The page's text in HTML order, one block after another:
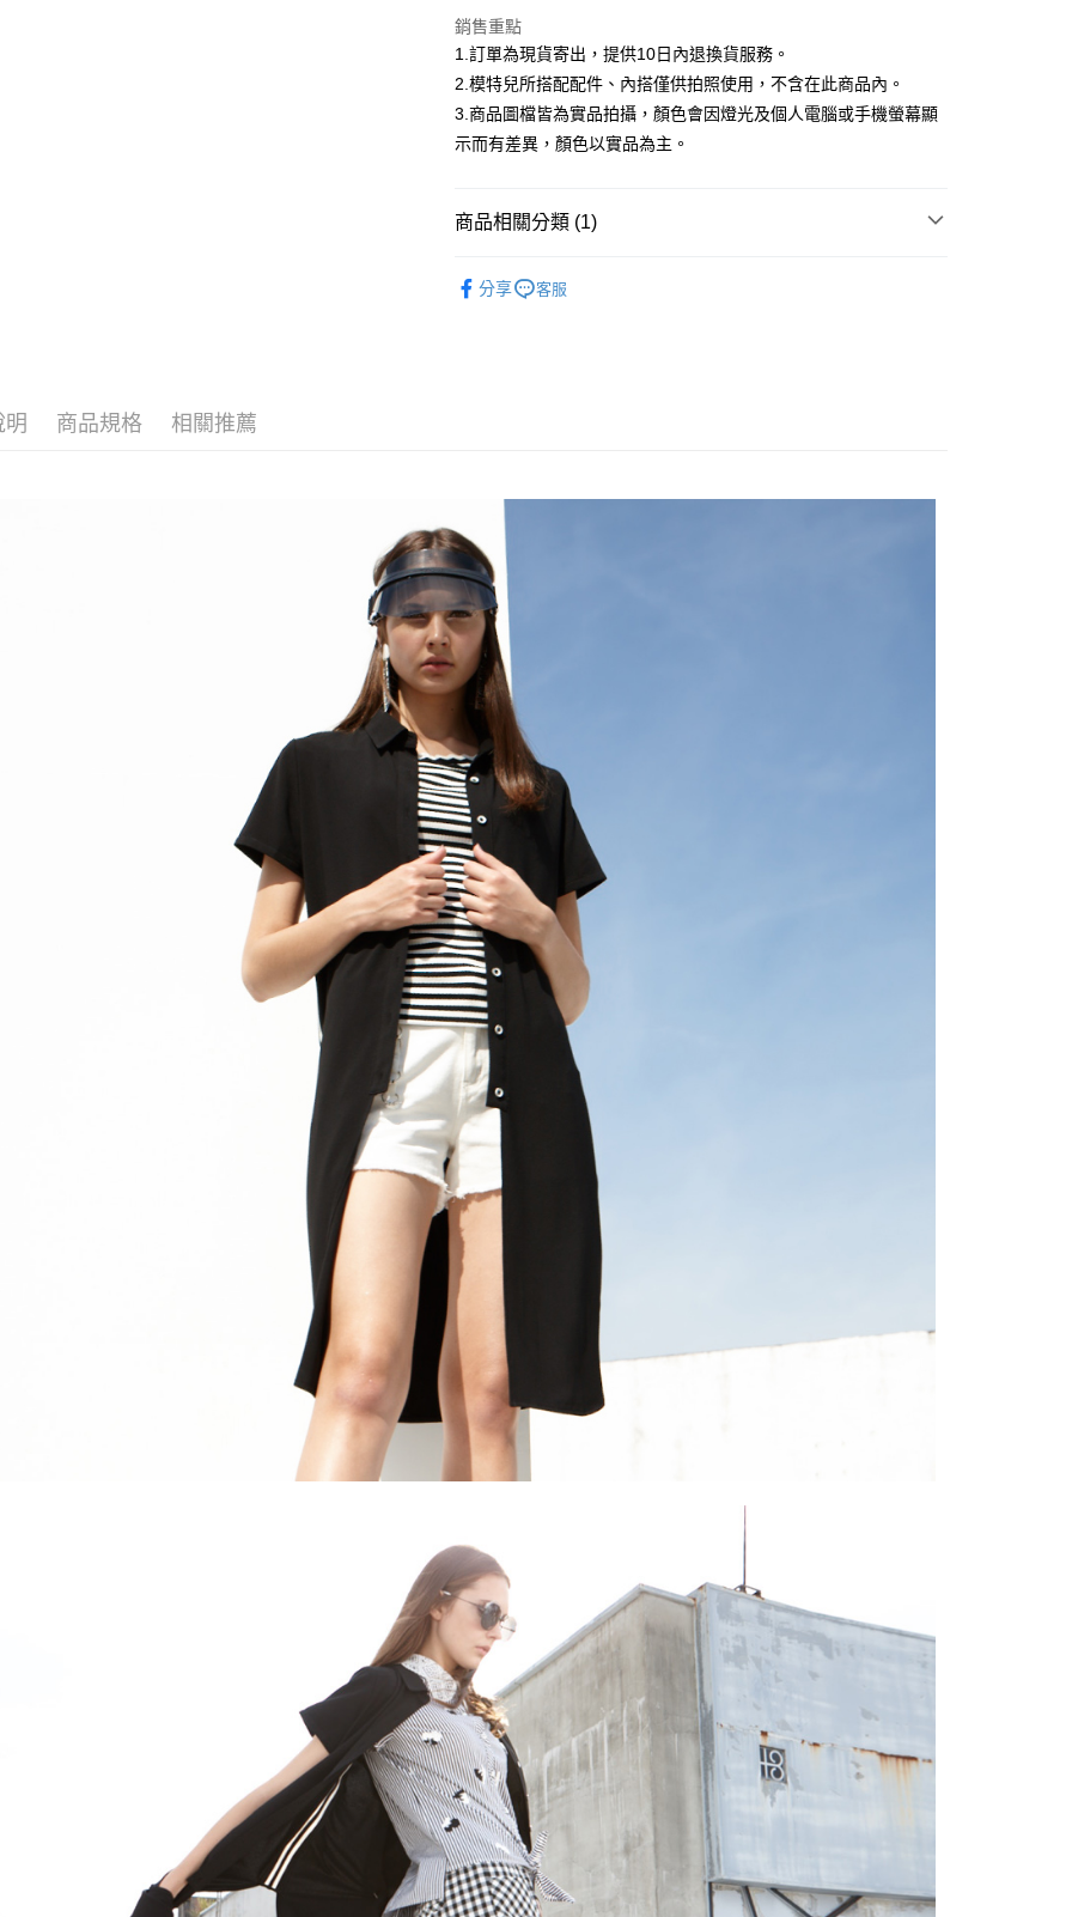
3 期 0 利率 每期 NT$266
合作金庫商業銀行
第一商業銀行
華南商業銀行
彰化商業銀行
國泰世華商業銀行
聯邦商業銀行
玉山商業銀行
超商取貨付款
街口支付
4.訂單成立30分鐘內，如未前往確認交易或遇審核未通過，訂單將自動取
消。如遇「轉專審核」未通過狀況，表示未達大哥付你分期系統評分，恕
無法說明評估內容。
【繳款方式說明】
1.分期款項不併入電信帳單，「大哥付你分期」於每月結算日後寄送繳費提
醒簡訊。
2.透過簡訊連結打開帳單後，可選擇「超商條碼／台灣大直營門市／銀行轉
帳／街口支付／iPASS MONEY」等通路繳費。
【注意事項】
1.本服務係由「台灣大哥大股份有限公司」（以下簡稱本公司）所提供，讓
用戶於交易時，得透過本服務購買商品或服務，並由商店將買賣／分期付
款買賣價金債權讓與本公司後，依約使用本公司帳單繳交帳款。
2.基於同意付款使用「大哥付你分期」之契約關係目的，商店將以您的個人
資料（包含姓名、電話或地址）提供予台灣大哥大進項蒐集、處理及利
用，由本公司與您本人進行分期帳單所需資料之確認、核對及更正。
3.完整用戶服務條款，請詳閱以下連結：
１．簡單：不需註冊會員、不需綁卡、不需儲值。
２．便利：只要手機號碼，簡訊認證，即可結帳。
３．安心：先確認商品／服務後，再付款。
【「AFTEE先享後付」結帳流程】
１．於結帳方式選擇「AFTEE先享後付」後，將跳轉至「AFTEE先享後
付」結帳頁面，進行簡訊認證並確認金額後，即可完成結帳。
２．訂單成立數日內，您將收到繳費通知簡訊。
３．收到繳費通知簡訊後14天內，點擊此簡訊中的連結，可透過四大超商
／ATM／網路銀行／等多元方式進行付款，方視為交易完成。
※ 請注意：結帳手續完成當下不需立刻繳費，但若您需要取消訂單，請聯
絡購買商品的店家。未經商家同意取消之訂單仍視為有效，需透過AFTEE
先享後付繳納相關費用。
※ 交易是否成功請以「AFTEE先享後付 」之結帳頁面顯示為準，若有關於
是否繳費成功／繳費後需取消欲退款等相關疑問，請聯繫「AFTEE先享後
付客戶支援中心」
https://netprotections.freshdesk.com/support/home
【注意事項】
１．透過由恩沛科技股份有限公司提供之「AFTEE先享後付」服務完成之
交易，需依本服務之必要範圍內提供個人資料，並將交易相關給付款項請
求債權轉讓予恩沛科技股份有限公司。
２．關於個人資料處理事宜，請瀏覽以下網址：
https://aftee.tw/terms/#terms3
３．未成年的使用者請事先徵得法定代理人或監護人之同意方可使用
「AFTEE先享後付」，若未經同意申辦者引起之損失，本公司不負相關責
任。
４．使用「AFTEE先享後付」時，將依據個別帳號之用戶狀況，依本公司
即時審查核予不同之上限額度；若仍有額度不足之情形，本公司將視審查
結果請求用戶進行身份認證。
５．嚴禁一人註冊多個帳號或使用他人資訊註冊。若發現惡意使用之情
形，恩沛科技股份有限公司將有權停止該用戶之使用額度並採取法律行
動。
運送方式
全家取貨付款
每筆NT$120，滿NT$2,000(含以上)免運費
7-11取貨付款
每筆NT$120，滿NT$2,000(含以上)免運費
宅配
每筆NT$120，滿NT$2,000(含以上)免運費
銷售重點
1.訂單為現貨寄出，提供10日內退換貨服務。
2.模特兒所搭配配件、內搭僅供拍照使用，不含在此商品內。
3.商品圖檔皆為實品拍攝，顏色會因燈光及個人電腦或手機螢幕顯
示而有差異，顏色以實品為主。
商品相關分類 (1)
分享
客服
明 商品規格 相關推薦